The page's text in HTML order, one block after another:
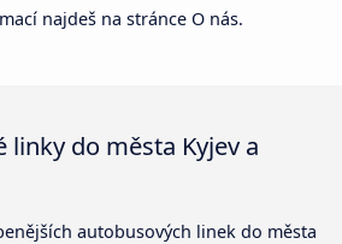
najdeš na stránce O nás.
linky do města Kyjev a
autobusových linek do města